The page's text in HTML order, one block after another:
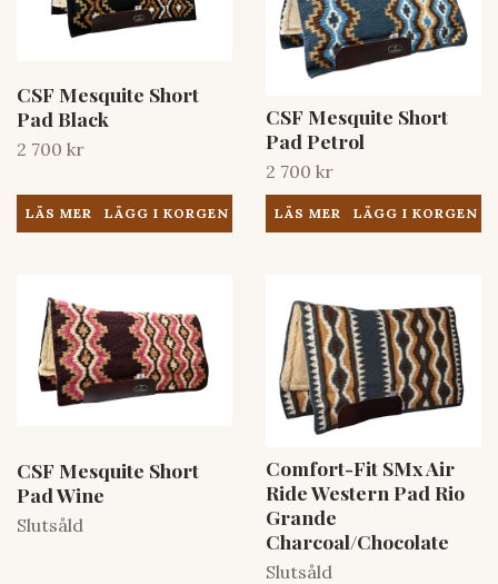
CSF Mesquite Short
Pad Black
2 700 kr
LÄS MER
CSF Mesquite Short
Pad Petrol
2 700 kr
LÄS MER
CSF Mesquite Short
Pad Wine
Slutsåld
Comfort-Fit SMx Air
Ride Western Pad Rio
Grande
Charcoal/Chocolate
Slutsåld